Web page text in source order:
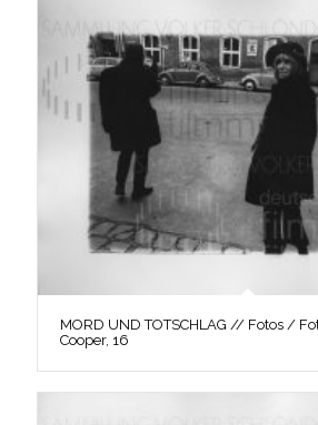
MORD UND TOTSCHLAG // Fotos /
Cooper, 16